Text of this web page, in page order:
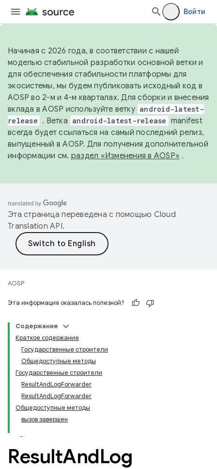
Войти
Начиная с 2026 года, в соответствии с нашей
моделью стабильной разработки основной ветки и
для обеспечения стабильности платформы для
экосистемы, мы будем публиковать исходный код в
AOSP во 2-м и 4-м кварталах. Для сборки и внесения
вклада в AOSP используйте ветку android-latest-
release . Ветка android-latest-release manifest
всегда будет ссылаться на самый последний релиз,
выпущенный в AOSP. Для получения дополнительной
информации см. раздел «Изменения в AOSP» .
Эта страница переведена с помощью Cloud
Translation API.
AOSP
Эта информация оказалась полезной?
Содержание
Краткое содержание
Государственные строители
Общедоступные методы
Государственные строители
ResultAndLogForwarder
ResultAndLogForwarder
Общедоступные методы
вызов завершен
ResultAndLog